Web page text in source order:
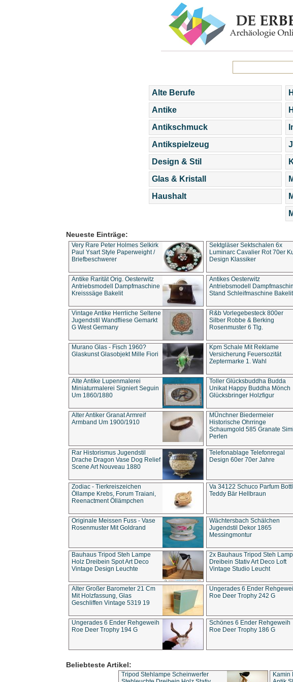
Alte Berufe
Antike
Antikschmuck
Antikspielzeug
Design & Stil
Glas & Kristall
Haushalt
Neueste Einträge:
Very Rare Peter Holmes Selkirk
Paul Ysart Style Paperweight /
Briefbeschwerer
Sektgläser Sektschalen 6x
Luminarc Cavalier Rot 70er
Design Klassiker
Antike Rarität Orig. Oesterwitz
Antriebsmodell Dampfmaschine
Kreisssäge Bakelit
Antikes Oesterwitz
Antriebsmodell
Stand Schleifmaschine Bakelit
Vintage Antike Herrliche Seltene
Jugendstil Wandfliese Gemarkt
G West Germany
R&b Vorlegebesteck 800er
Silber Robbe & Berking
Rosenmuster 6 Tlg.
Murano Glas - Fisch 1960?
Glaskunst Glasobjekt Mille Fiori
Kpm Schale Mit Reklame
Versicherung Feuersozität
Zeptermarke 1. Wahl
Alte Antike Lupenmalerei
Miniaturmalerei Signiert Seguin
Um 1860/1880
Toller Glücksbuddha Budda
Unikat Happy Buddha Mönch
Glücksbringer Holzfigur
Alter Antiker Granat Armreif
Armband Um 1900/1910
MÜnchner Biedermeier
Historische Ohrringe
Schaumgold 585 Granate
Perlen
Rar Historismus Jugendstil
Drache Dragon Vase Dog Relief
Scene Art Nouveau 1880
Telefonablage Telefonregal
Design 60er 70er Jahre
Zodiac - Tierkreiszeichen
Öllampe Krebs, Forum Traiani,
Reenactment Öllämpchen
Va 34122 Schuco Parfum
Teddy Bär Hellbraun
Originale Meissen Fuss - Vase
Rosenmuster Mit Goldrand
Wächtersbach Schälchen
Jugendstil Dekor 1865
Messingmontur
Bauhaus Tripod Steh Lampe
Holz Dreibein Spot Art Deco
Vintage Design Leuchte
2x Bauhaus Tripod Steh
Dreibein Stativ Art Deco Loft
Vintage Studio Leucht
Alter Großer Barometer 21 Cm
Mit Holzfassung, Glas
Geschliffen Vintage 5319 19
Ungerades 6 Ender
Roe Deer Trophy 242 G
Ungerades 6 Ender Rehgeweih
Roe Deer Trophy 194 G
Schönes 6 Ender Rehgeweih
Roe Deer Trophy 186 G
Beliebteste Artikel:
Tripod Stehlampe Scheinwerfer
Kamin